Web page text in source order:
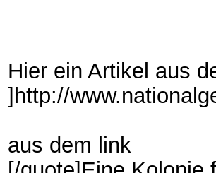
Hier ein Artikel aus
]http://
aus dem link